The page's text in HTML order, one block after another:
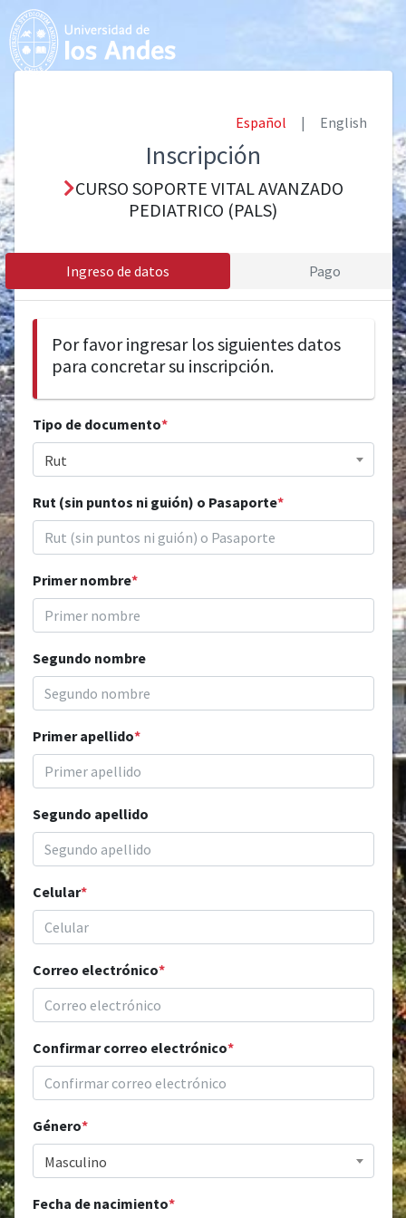
Español | English
Inscripción
CURSO SOPORTE VITAL AVANZADO
PEDIATRICO (PALS)
Ingreso de datos Pago
Por favor ingresar los siguientes datos
para concretar su inscripción.
Tipo de documento*
Rut
Rut (sin puntos ni guión) o Pasaporte*
Primer nombre*
Segundo nombre
Primer apellido*
Segundo apellido
Celular*
Correo electrónico*
Confirmar correo electrónico*
Género*
Masculino
Fecha de nacimiento*